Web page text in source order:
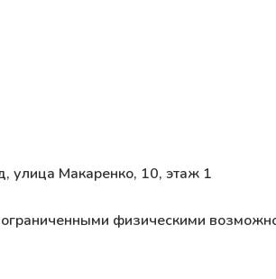
улица Макаренко, 10, этаж 1
физическими